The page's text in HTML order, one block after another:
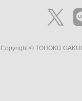
Copyright © TOHOKU